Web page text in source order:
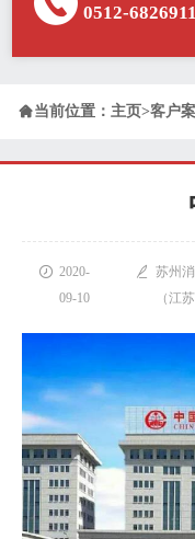
0512-
当前位置： 主页>客户
 2020-
09-10
 苏州
（江